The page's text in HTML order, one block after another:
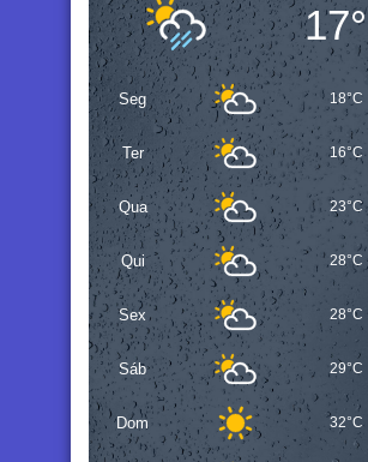
Seg 18°C
Ter 16°C
Qua 23°C
Qui 28°C
Sex 28°C
Sáb 29°C
Dom 32°C